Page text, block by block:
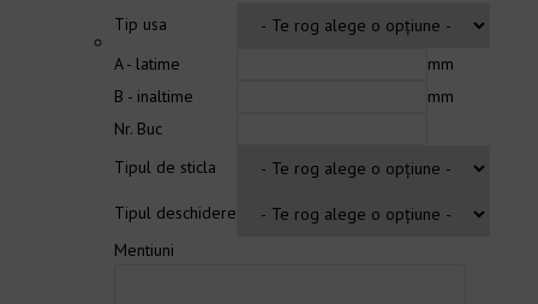
Tip usa
A - latime
mm
B - inaltime
mm
Nr. Buc
Tipul de sticla
Tipul deschidere
Mentiuni